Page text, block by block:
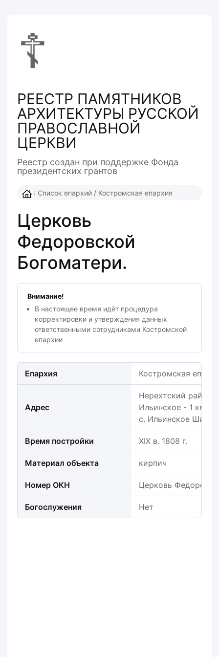
☦
РЕЕСТР ПАМЯТНИКОВ
АРХИТЕКТУРЫ РУССКОЙ
ПРАВОСЛАВНОЙ
ЦЕРКВИ
Реестр создан при поддержке Фонда
президентcких грантов
: Список епархий / Костромская епархия
Церковь
Федоровской
Богоматери.
Внимание!
В настоящее время идёт процедура
корректировки и утверждения данных
ответственными сотрудниками Костромской
епархии
Епархия Костромская
Адрес
Нерехтский район,
Ильинское - 1 км
с. Ильинское
Время постройки XIX в. 1808 г.
Материал объекта кирпич
Номер ОКН Церковь
Богослужения Нет